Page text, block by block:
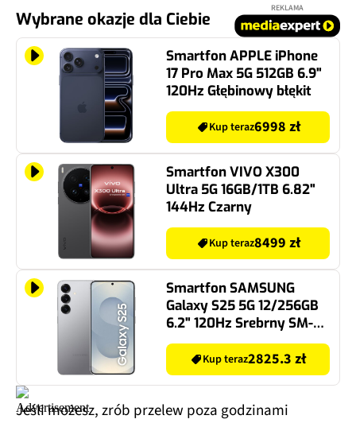
Wybrane okazje dla Ciebie
REKLAMA
Smartfon APPLE iPhone
17 Pro Max 5G 512GB 6.9"
120Hz Głębinowy błękit
Kup teraz6998 zł
Smartfon VIVO X300
Ultra 5G 16GB/1TB 6.82"
144Hz Czarny
Kup teraz8499 zł
Smartfon SAMSUNG
Galaxy S25 5G 12/256GB
6.2" 120Hz Srebrny SM-
S931 EU
Kup teraz2825.3 zł
Jeśli możesz, zrób przelew poza godzinami